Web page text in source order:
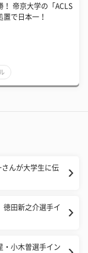
！ 帝京大学の「ACLS
置で日本一！
んが大学生に伝
徳田新之介選手イ
・小木曽選手イン